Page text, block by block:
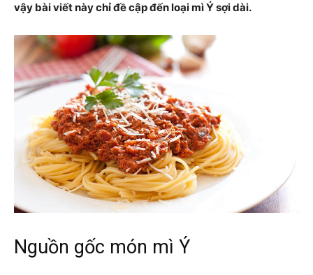
vậy bài viết này chỉ đề cập đến loại mì Ý sợi dài.
Nguồn gốc món mì Ý